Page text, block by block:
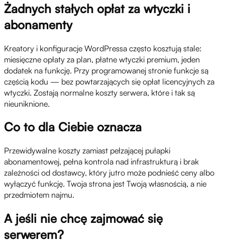
Żadnych stałych opłat za wtyczki i
abonamenty
Kreatory i konfiguracje WordPressa często kosztują stale:
miesięczne opłaty za plan, płatne wtyczki premium, jeden
dodatek na funkcję. Przy programowanej stronie funkcje są
częścią kodu — bez powtarzających się opłat licencyjnych za
wtyczki. Zostają normalne koszty serwera, które i tak są
nieuniknione.
Co to dla Ciebie oznacza
Przewidywalne koszty zamiast pełzającej pułapki
abonamentowej, pełna kontrola nad infrastrukturą i brak
zależności od dostawcy, który jutro może podnieść ceny albo
wyłączyć funkcję. Twoja strona jest Twoją własnością, a nie
przedmiotem najmu.
A jeśli nie chcę zajmować się
serwerem?